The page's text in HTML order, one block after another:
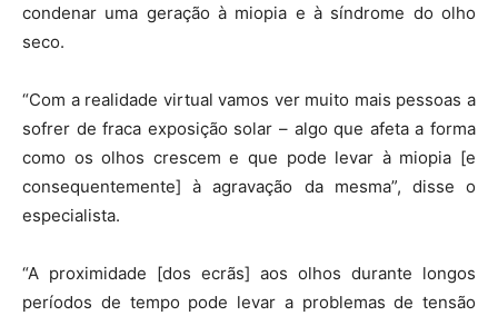
condenar uma geração à miopia e à síndrome do olho
seco.
“Com a realidade virtual vamos ver muito mais pessoas a
sofrer de fraca exposição solar – algo que afeta a forma
como os olhos crescem e que pode levar à miopia [e
consequentemente] à agravação da mesma”, disse o
especialista.
“A proximidade [dos ecrãs] aos olhos durante longos
períodos de tempo pode levar a problemas de tensão